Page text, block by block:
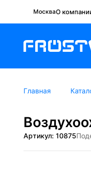
МоскваО
Главная
Артикул: 10875